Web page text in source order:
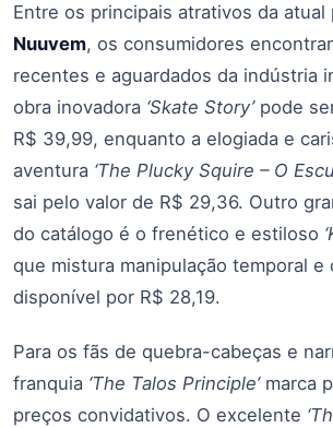
Entre os principais atrativos da atual
Nuuvem, os consumidores
recentes e aguardados da indústria
obra inovadora ‘Skate Story’pode
R$ 39,99, enquanto a elogiada e
aventura ‘The Plucky Squire – O
sai pelo valor de R$ 29,36. Outro
do catálogo é o frenético e estiloso
que mistura manipulação temporal e
disponível por R$ 28,19.
Para os fãs de quebra-cabeças e
franquia ‘The Talos Principle’marca
preços convidativos. O excelente